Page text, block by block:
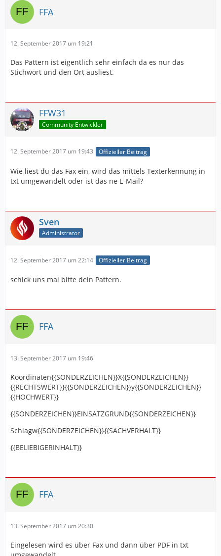
FFA
12. September 2017 um 19:21
Das Pattern ist eigentlich sehr einfach da es nur das
Stichwort und den Ort ausliest.
FFW31
Community Entwickler
12. September 2017 um 19:43 Offizieller Beitrag
Wie liest du das Fax ein, wird das mittels Texterkennung in
txt umgewandelt oder ist das ne E-Mail?
Sven
Administrator
12. September 2017 um 22:14 Offizieller Beitrag
schick uns mal bitte dein Pattern.
FFA
13. September 2017 um 19:46
Koordinaten{{SONDERZEICHEN}}X{{SONDERZEICHEN}}
{{RECHTSWERT}}{{SONDERZEICHEN}}y{{SONDERZEICHEN}}
{{HOCHWERT}}
{{SONDERZEICHEN}}EINSATZGRUND{{SONDERZEICHEN}}
Schlagw{{SONDERZEICHEN}}{{SACHVERHALT}}
{{BELIEBIGERINHALT}}
FFA
13. September 2017 um 20:30
Eingelesen wird es über Fax und dann über PDF in txt